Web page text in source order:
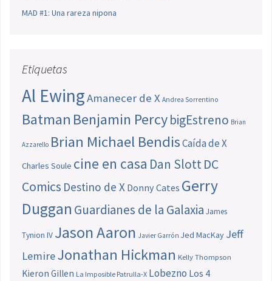
MAD #1: Una rareza nipona
Etiquetas
Al EwingAmanecer de X Andrea Sorrentino
Batman Benjamin PercybigEstreno Brian
Azzarello Brian Michael BendisCaída de X
Charles Soule cine en casa Dan SlottDC
Comics Destino de X Donny Cates Gerry
Duggan Guardianes de la Galaxia James
Tynion IV Jason Aaron Javier Garrón Jed MacKay Jeff
LemireJonathan Hickman Kelly Thompson
Kieron Gillen La Imposible Patrulla-X Lobezno Los 4